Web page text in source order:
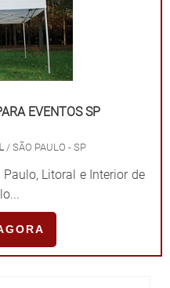
EVENTOS SP
/ SÃO PAULO - SP
Litoral e Interior de